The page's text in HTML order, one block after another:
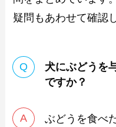
疑問もあわせて確認
犬にぶどうを
ですか？
ぶどうを食べ